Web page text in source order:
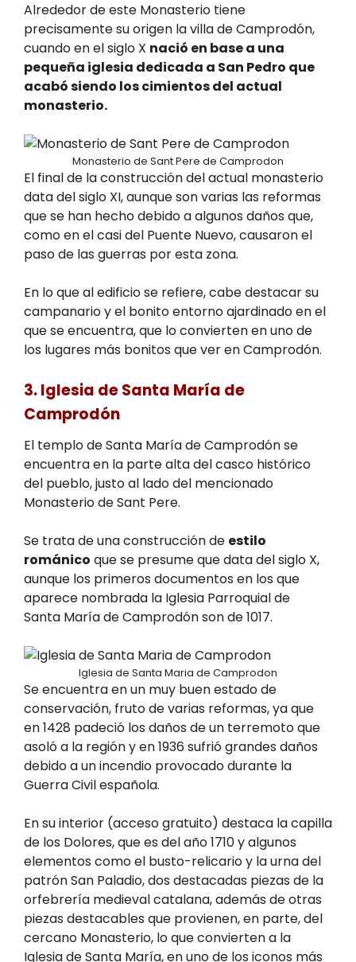
Alrededor de este Monasterio tiene
precisamente su origen la villa de Camprodón,
cuando en el siglo X nació en base a una
pequeña iglesia dedicada a San Pedro que
acabó siendo los cimientos del actual
monasterio.
Monasterio de Sant Pere de Camprodon
El final de la construcción del actual monasterio
data del siglo XI, aunque son varias las reformas
que se han hecho debido a algunos daños que,
como en el casi del Puente Nuevo, causaron el
paso de las guerras por esta zona.
En lo que al edificio se refiere, cabe destacar su
campanario y el bonito entorno ajardinado en el
que se encuentra, que lo convierten en uno de
los lugares más bonitos que ver en Camprodón.
3. Iglesia de Santa María de
Camprodón
El templo de Santa María de Camprodón se
encuentra en la parte alta del casco histórico
del pueblo, justo al lado del mencionado
Monasterio de Sant Pere.
Se trata de una construcción de estilo
románico que se presume que data del siglo X,
aunque los primeros documentos en los que
aparece nombrada la Iglesia Parroquial de
Santa María de Camprodón son de 1017.
Iglesia de Santa Maria de Camprodon
Se encuentra en un muy buen estado de
conservación, fruto de varias reformas, ya que
en 1428 padeció los daños de un terremoto que
asoló a la región y en 1936 sufrió grandes daños
debido a un incendio provocado durante la
Guerra Civil española.
En su interior (acceso gratuito) destaca la capilla
de los Dolores, que es del año 1710 y algunos
elementos como el busto-relicario y la urna del
patrón San Paladio, dos destacadas piezas de la
orfebrería medieval catalana, además de otras
piezas destacables que provienen, en parte, del
cercano Monasterio, lo que convierten a la
Iglesia de Santa María, en uno de los iconos más